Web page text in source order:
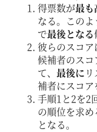
得票数が最も
なる。この
で最後となる
彼らのスコ
候補者のス
て、 最後に
補者にスコア
手順1と2を2
の順位を求
となる。